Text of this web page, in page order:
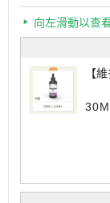
向左滑動以查
【